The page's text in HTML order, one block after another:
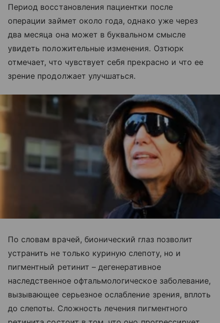
Период восстановления пациентки после
операции займет около года, однако уже через
два месяца она может в буквальном смысле
увидеть положительные изменения. Озтюрк
отмечает, что чувствует себя прекрасно и что ее
зрение продолжает улучшаться.
По словам врачей, бионический глаз позволит
устранить не только куриную слепоту, но и
пигментный ретинит – дегенеративное
наследственное офтальмологическое заболевание,
вызывающее серьезное ослабление зрения, вплоть
до слепоты. Сложность лечения пигментного